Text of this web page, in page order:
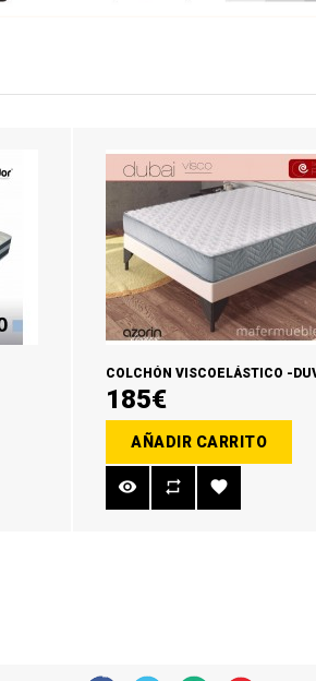
COLCHÓN VISCOELÁSTICO -
185€
AÑADIR CARRITO